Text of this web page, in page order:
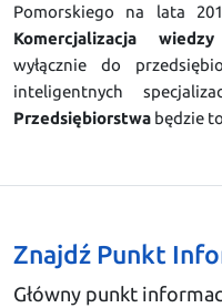
Pomorskiego na lata
Komercjalizacja wiedzy
wyłącznie do
inteligentnych
Przedsiębiorstwa będzie
Znajdź Punkt
Główny punkt